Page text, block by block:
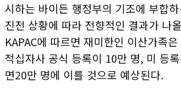
시하는 바이든 행정부의 기조에 부합
진전 상황에 따라 전향적인 결과가 나
KAPAC에 따르면 재미한인 이산가족
적십자사 공식 등록이 10만 명, 미 등
면20만 명에 이를 것으로 예상된다.